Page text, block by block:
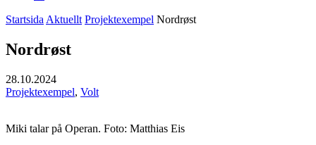
Startsida Aktuellt Projektexempel Nordrøst
Nordrøst
28.10.2024
Projektexempel, Volt
Miki talar på Operan. Foto: Matthias Eis